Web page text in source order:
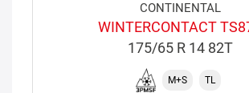
CONTINENTAL
WINTERCONTACT
175/65 R 14 82T
M+S TL